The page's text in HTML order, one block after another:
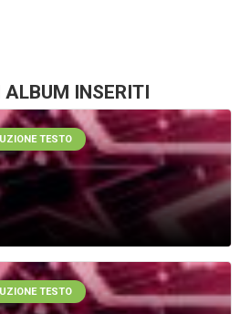
ALBUM INSERITI
TESTO
TESTO